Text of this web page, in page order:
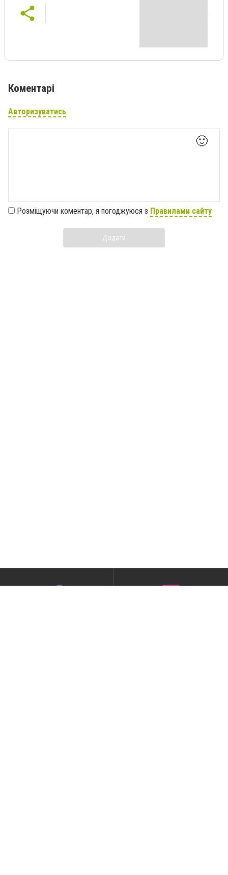
Коментарі
Авторизуватись
🙂
Розміщуючи коментар, я погоджуюся з Правилами сайту
Додати